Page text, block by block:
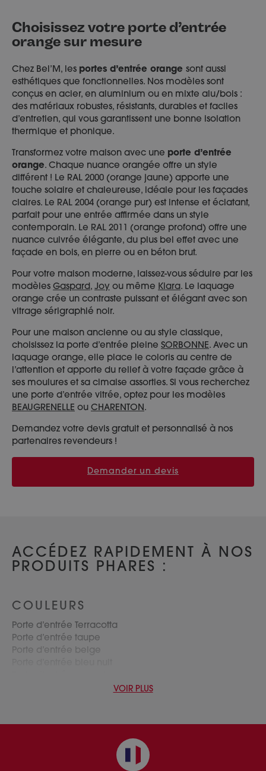
Choisissez votre porte d’entrée
orange sur mesure
Chez Bel’M, les portes d’entrée orange sont aussi
esthétiques que fonctionnelles. Nos modèles sont
conçus en acier, en aluminium ou en mixte alu/bois :
des matériaux robustes, résistants, durables et faciles
d’entretien, qui vous garantissent une bonne isolation
thermique et phonique.
Transformez votre maison avec une porte d’entrée
orange. Chaque nuance orangée offre un style
différent ! Le RAL 2000 (orange jaune) apporte une
touche solaire et chaleureuse, idéale pour les façades
claires. Le RAL 2004 (orange pur) est intense et éclatant,
parfait pour une entrée affirmée dans un style
contemporain. Le RAL 2011 (orange profond) offre une
nuance cuivrée élégante, du plus bel effet avec une
façade en bois, en pierre ou en béton brut.
Pour votre maison moderne, laissez-vous séduire par les
modèles Gaspard, Joy ou même Kiara. Le laquage
orange crée un contraste puissant et élégant avec son
vitrage sérigraphié noir.
Pour une maison ancienne ou au style classique,
choisissez la porte d’entrée pleine SORBONNE. Avec un
laquage orange, elle place le coloris au centre de
l’attention et apporte du relief à votre façade grâce à
ses moulures et sa cimaise assorties. Si vous recherchez
une porte d’entrée vitrée, optez pour les modèles
BEAUGRENELLE ou CHARENTON.
Demandez votre devis gratuit et personnalisé à nos
partenaires revendeurs !
Demander un devis
ACCÉDEZ RAPIDEMENT À NOS
PRODUITS PHARES :
COULEURS
Porte d’entrée Terracotta
Porte d’entrée taupe
Porte d’entrée beige
VOIR PLUS